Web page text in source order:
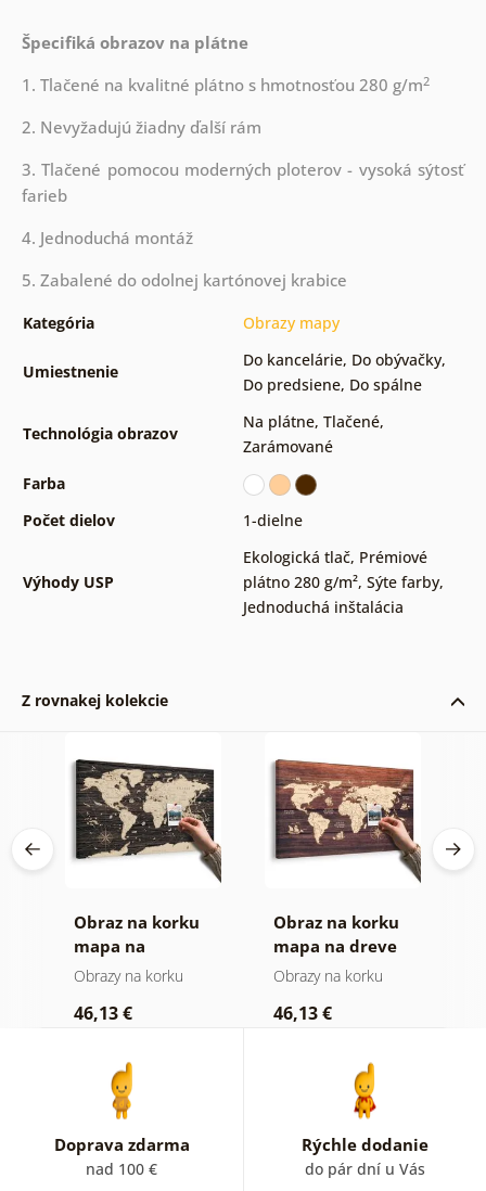
Špecifiká obrazov na plátne
1. Tlačené na kvalitné plátno s hmotnosťou 280 g/m2
2. Nevyžadujú žiadny ďalší rám
3. Tlačené pomocou moderných ploterov - vysoká sýtosť
farieb
4. Jednoduchá montáž
5. Zabalené do odolnej kartónovej krabice
Kategória Obrazy mapy
Umiestnenie
Do kancelárie, Do obývačky,
Do predsiene, Do spálne
Technológia obrazov
Na plátne, Tlačené,
Zarámované
Farba
Počet dielov
1-dielne
Výhody USP
Ekologická tlač, Prémiové
plátno 280 g/m², Sýte farby,
Jednoduchá inštalácia
Z rovnakej kolekcie
Obraz na korku
mapa na
drevenom pozadí
Obrazy na korku
46,13 €
Obraz na korku
mapa na dreve
Obrazy na korku
46,13 €
Doprava zdarma
nad 100 €
Rýchle dodanie
do pár dní u Vás